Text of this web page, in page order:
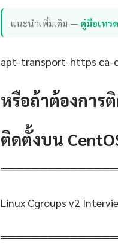
แนะนำเพิ่มเติม — คู่มือเทร
apt-transport-https ca-
หรือถ้าต้องการ
ติดตั้งบน
Linux Cgroups v2